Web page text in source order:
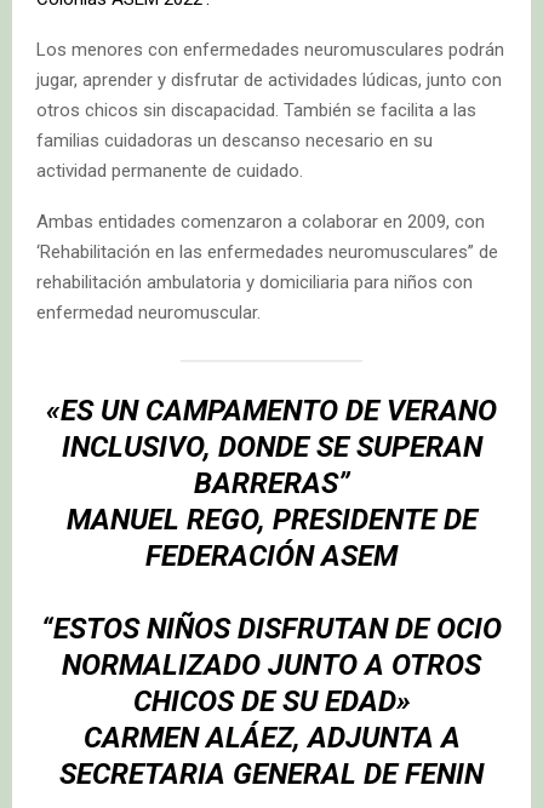
Los menores con enfermedades neuromusculares podrán
jugar, aprender y disfrutar de actividades lúdicas, junto con
otros chicos sin discapacidad. También se facilita a las
familias cuidadoras un descanso necesario en su
actividad permanente de cuidado.
Ambas entidades comenzaron a colaborar en 2009, con
‘Rehabilitación en las enfermedades neuromusculares” de
rehabilitación ambulatoria y domiciliaria para niños con
enfermedad neuromuscular.
«ES UN CAMPAMENTO DE VERANO
INCLUSIVO, DONDE SE SUPERAN
BARRERAS”
MANUEL REGO, PRESIDENTE DE
FEDERACIÓN ASEM
“ESTOS NIÑOS DISFRUTAN DE OCIO
NORMALIZADO JUNTO A OTROS
CHICOS DE SU EDAD»
CARMEN ALÁEZ, ADJUNTA A
SECRETARIA GENERAL DE FENIN